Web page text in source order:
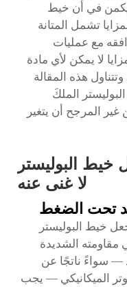
في أن خيط
تشمل المتانة
مع عمليات
لا يمكن لأي مادة
هذه المقالة
الملكَ
المرجح أن يتغير
خيط البوليستر
لا غنى عنه
تحت الضغط
خيط البوليستر
مقاومته الشديدة
— سواءً ناتجًا عن
الميكانيكي — يجب